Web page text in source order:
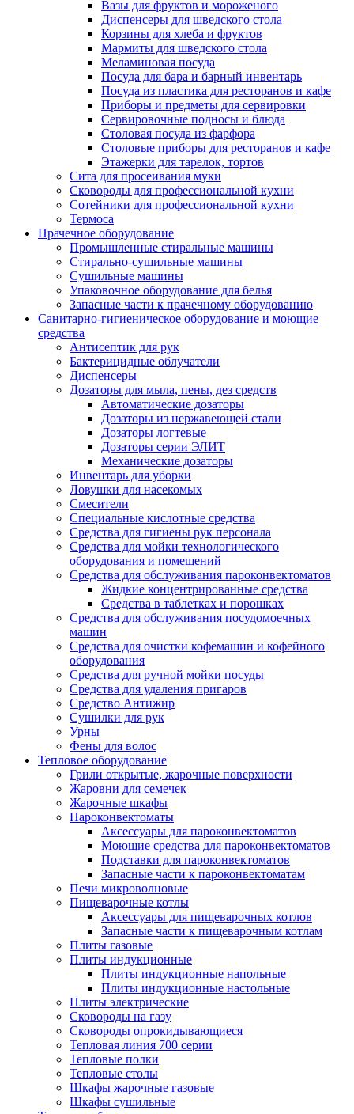
Вазы для фруктов и мороженого
Диспенсеры для шведского стола
Корзины для хлеба и фруктов
Мармиты для шведского стола
Меламиновая посуда
Посуда для бара и барный инвентарь
Посуда из пластика для ресторанов и кафе
Приборы и предметы для сервировки
Сервировочные подносы и блюда
Столовая посуда из фарфора
Столовые приборы для ресторанов и кафе
Этажерки для тарелок, тортов
Сита для просеивания муки
Сковороды для профессиональной кухни
Сотейники для профессиональной кухни
Термоса
Прачечное оборудование
Промышленные стиральные машины
Стирально-сушильные машины
Сушильные машины
Упаковочное оборудование для белья
Запасные части к прачечному оборудованию
Санитарно-гигиеническое оборудование и моющие
средства
Антисептик для рук
Бактерицидные облучатели
Диспенсеры
Дозаторы для мыла, пены, дез средств
Автоматические дозаторы
Дозаторы из нержавеющей стали
Дозаторы логтевые
Дозаторы серии ЭЛИТ
Механические дозаторы
Инвентарь для уборки
Ловушки для насекомых
Смесители
Специальные кислотные средства
Средства для гигиены рук персонала
Средства для мойки технологического
оборудования и помещений
Средства для обслуживания пароконвектоматов
Жидкие концентрированные средства
Средства в таблетках и порошках
Средства для обслуживания посудомоечных
машин
Средства для очистки кофемашин и кофейного
оборудования
Средства для ручной мойки посуды
Средства для удаления пригаров
Средство Антижир
Сушилки для рук
Урны
Фены для волос
Тепловое оборудование
Грили открытые, жарочные поверхности
Жаровни для семечек
Жарочные шкафы
Пароконвектоматы
Аксессуары для пароконвектоматов
Моющие средства для пароконвектоматов
Подставки для пароконвектоматов
Запасные части к пароконвектоматам
Печи микроволновые
Пищеварочные котлы
Аксессуары для пищеварочных котлов
Запасные части к пищеварочным котлам
Плиты газовые
Плиты индукционные
Плиты индукционные напольные
Плиты индукционные настольные
Плиты электрические
Сковороды на газу
Сковороды опрокидывающиеся
Тепловая линия 700 серии
Тепловые полки
Тепловые столы
Шкафы жарочные газовые
Шкафы сушильные